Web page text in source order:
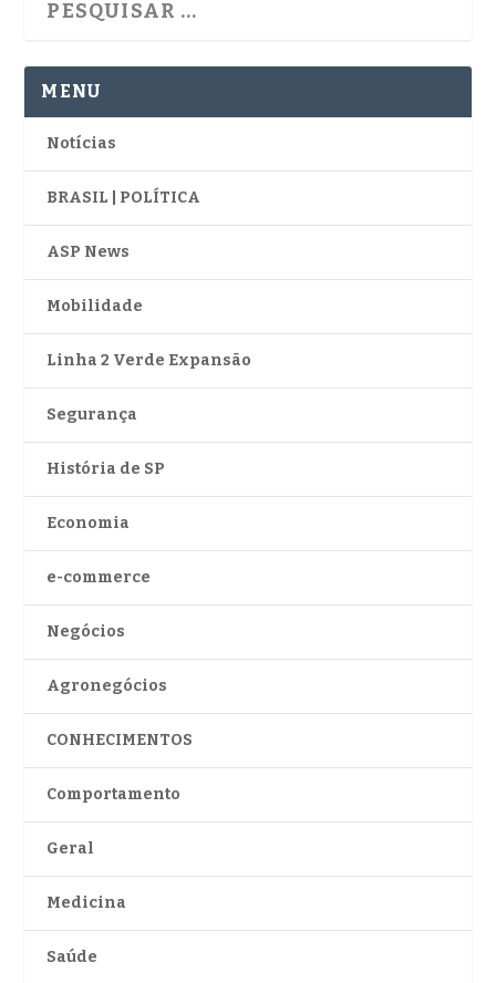
MENU
Notícias
BRASIL | POLÍTICA
ASP News
Mobilidade
Linha 2 Verde Expansão
Segurança
História de SP
Economia
e-commerce
Negócios
Agronegócios
CONHECIMENTOS
Comportamento
Geral
Medicina
Saúde